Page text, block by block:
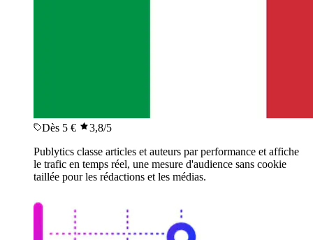
Dès 5 € 3,8/5
Publytics classe articles et auteurs par performance et affiche
le trafic en temps réel, une mesure d'audience sans cookie
taillée pour les rédactions et les médias.